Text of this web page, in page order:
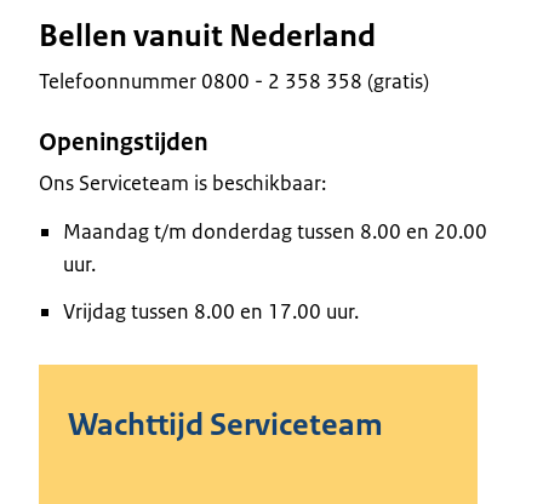
Bellen vanuit Nederland
Telefoonnummer 0800 - 2 358 358 (gratis)
Openingstijden
Ons Serviceteam is beschikbaar:
Maandag t/m donderdag tussen 8.00 en 20.00
uur.
Vrijdag tussen 8.00 en 17.00 uur.
Wachttijd Serviceteam